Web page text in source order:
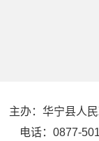
主办：华宁县人
电话：0877-